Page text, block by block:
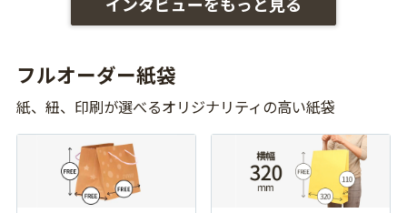
フルオーダー紙袋
紙、紐、印刷が選べるオリジナリティの高い紙袋